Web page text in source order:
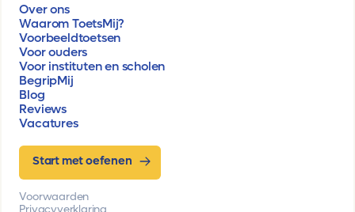
Over ons
Waarom ToetsMij?
Voorbeeldtoetsen
Voor ouders
Voor instituten en scholen
BegripMij
Blog
Reviews
Vacatures
Start met oefenen
Voorwaarden